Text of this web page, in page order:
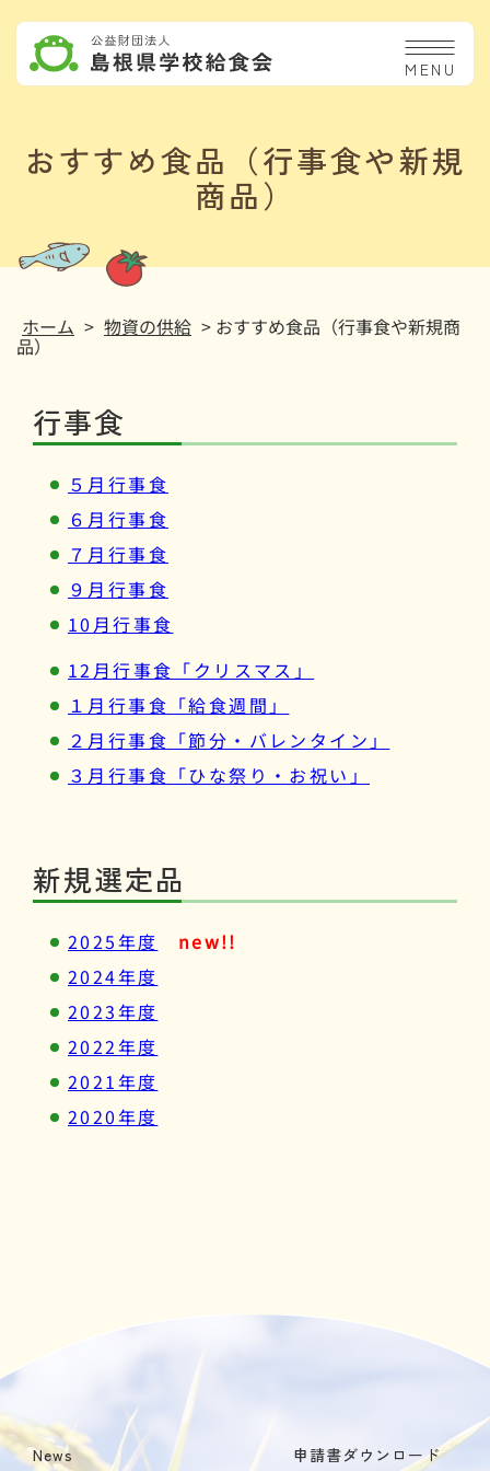
MENU
おすすめ食品（行事食や新規
商品）
ホーム > 物資の供給 > おすすめ食品（行事食や新規商
品）
行事食
５月行事食
６月行事食
７月行事食
９月行事食
10月行事食
12月行事食「クリスマス」
１月行事食「給食週間」
２月行事食「節分・バレンタイン」
３月行事食「ひな祭り・お祝い」
新規選定品
2025年度
new!!
2024年度
2023年度
2022年度
2021年度
2020年度
News 申請書ダウンロード